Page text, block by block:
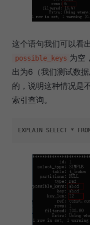
这个语句我们可以看
possible_keys 为空
出为6（我们测试数
的，说明这种情况是
索引查询。
EXPLAIN SELECT *